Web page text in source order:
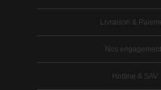
Livraison &
Nos
Hotline & SAV